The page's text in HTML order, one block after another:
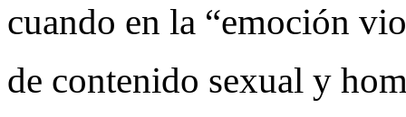
cuando en la “emoción
de contenido sexual y